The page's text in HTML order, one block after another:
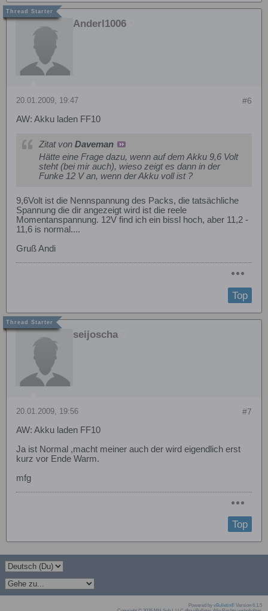
Anderl1006
#6
20.01.2009, 19:47
AW: Akku laden FF10
Zitat von Daveman
Hätte eine Frage dazu, wenn auf dem Akku 9,6 Volt
steht (bei mir auch), wieso zeigt es dann in der
Funke 12 V an, wenn der Akku voll ist ?
9,6Volt ist die Nennspannung des Packs, die tatsächliche
Spannung die dir angezeigt wird ist die reele
Momentanspannung. 12V find ich ein bissl hoch, aber 11,2 -
11,6 is normal....
Gruß Andi
Top
seijoscha
#7
20.01.2009, 19:56
AW: Akku laden FF10
Ja ist Normal ,macht meiner auch der wird eigendlich erst
kurz vor Ende Warm.
mfg
Top
Powered by vBulletin® Version 6.1.5